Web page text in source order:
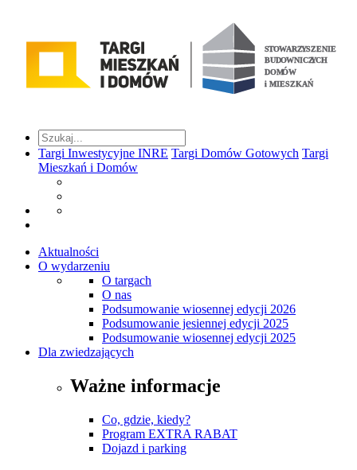
Targi Inwestycyjne INRE Targi Domów Gotowych Targi
Mieszkań i Domów
Aktualności
O wydarzeniu
O targach
O nas
Podsumowanie wiosennej edycji 2026
Podsumowanie jesiennej edycji 2025
Podsumowanie wiosennej edycji 2025
Dla zwiedzających
Ważne informacje
Co, gdzie, kiedy?
Program EXTRA RABAT
Dojazd i parking